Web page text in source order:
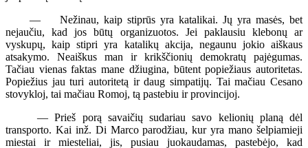
— Nežinau, kaip stiprūs yra katalikai. Jų yra masės, bet
nejaučiu, kad jos būtų organizuotos. Jei paklausiu klebonų ar
vyskupų, kaip stipri yra katalikų akcija, negaunu jokio aiškaus
atsakymo. Neaiškus man ir krikščionių demokratų pajėgumas.
Tačiau vienas faktas mane džiugina, būtent popiežiaus autoritetas.
Popiežius jau turi autoritetą ir daug simpatijų. Tai mačiau Cesano
stovykloj, tai mačiau Romoj, tą pastebiu ir provincijoj.
— Prieš porą savaičių sudariau savo kelionių planą dėl
transporto. Kai inž. Di Marco parodžiau, kur yra mano šelpiamieji
miestai ir miesteliai, jis, pusiau juokaudamas, pastebėjo, kad